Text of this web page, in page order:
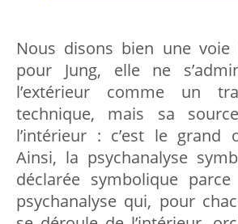
Nous disons bien une voie
pour Jung, elle ne
l’extérieur comme un
technique, mais sa
l’intérieur : c’est le grand
Ainsi, la psychanalyse
déclarée symbolique
psychanalyse qui, pour